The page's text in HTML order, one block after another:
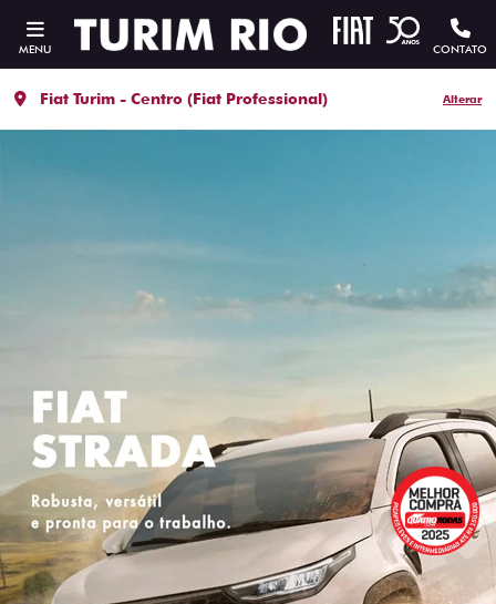
MENU CONTATO
Fiat Turim - Centro (Fiat Professional) Alterar